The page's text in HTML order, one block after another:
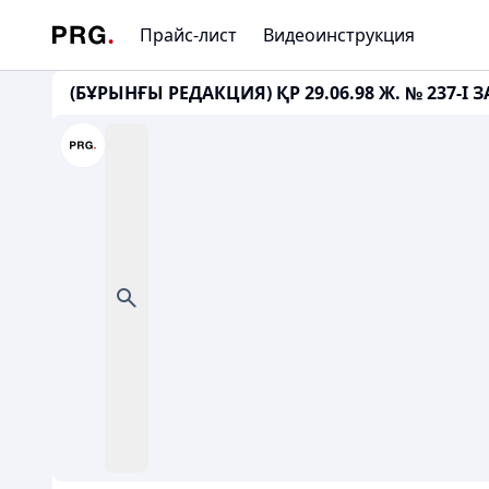
Прайс-лист Видеоинструкция
(БҰРЫНҒЫ РЕДАКЦИЯ) ҚР 29.06.98 Ж. № 237-I